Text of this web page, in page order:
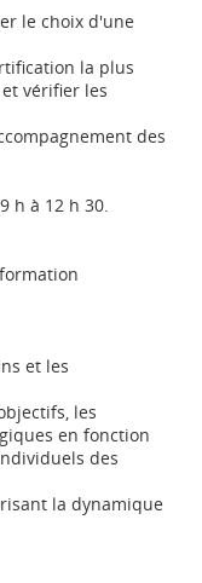
le choix d'une
la plus
vérifier les
des
h à 12 h 30.
et les
les
en fonction
des
la dynamique